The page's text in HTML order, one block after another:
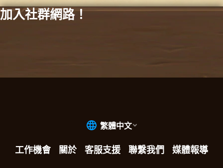
加入社群網路！